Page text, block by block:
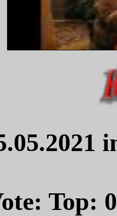
Top: 0